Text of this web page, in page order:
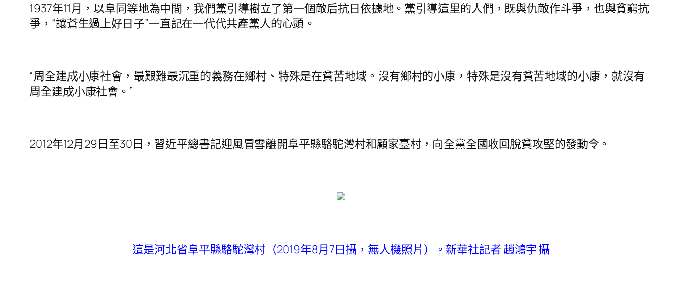
1937年11月，以阜同等地為中間，我們黨引導樹立了第一個敵后抗日依據地。黨引導這里的人們，既與仇敵作斗爭，也與貧窮抗
爭，“讓蒼生過上好日子”一直記在一代代共產黨人的心頭。
“周全建成小康社會，最艱難最沉重的義務在鄉村、特殊是在貧苦地域。沒有鄉村的小康，特殊是沒有貧苦地域的小康，就沒有
周全建成小康社會。”
2012年12月29日至30日，習近平總書記迎風冒雪離開阜平縣駱駝灣村和顧家臺村，向全黨全國收回脫貧攻堅的發動令。
這是河北省阜平縣駱駝灣村（2019年8月7日攝，無人機照片）。新華社記者 趙鴻宇 攝